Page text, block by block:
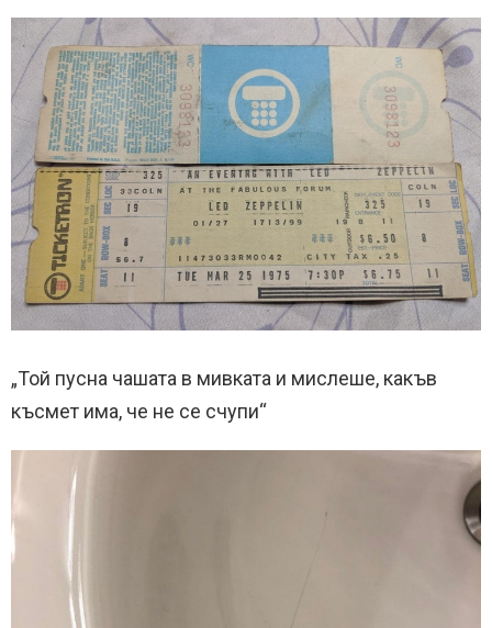
„Той пусна чашата в мивката и мислеше, какъв
късмет има, че не се счупи“